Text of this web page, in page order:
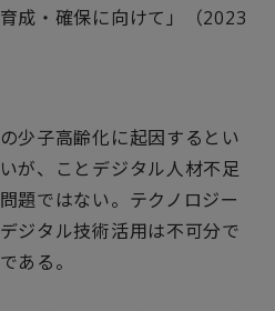
成・確保に向けて」（2023
少子高齢化に起因するとい
が、ことデジタル人材不足
題ではない。テクノロジー
ジタル技術活用は不可分で
ある。